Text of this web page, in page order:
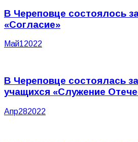
В Череповце состоялось
«Согласие»
Май12022
В Череповце состоялась
учащихся «Служение
Апр282022